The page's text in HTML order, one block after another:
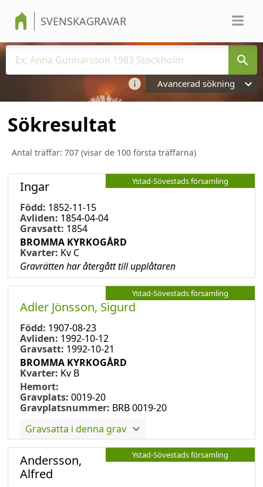
SVENSKAGRAVAR
Avancerad sökning
Sökresultat
Antal träffar: 707 (visar de 100 första träffarna)
Ystad-Sövestads församling
Ingar
Född: 1852-11-15
Avliden: 1854-04-04
Gravsatt: 1854
BROMMA KYRKOGÅRD
Kvarter: Kv C
Gravrätten har återgått till upplåtaren
Ystad-Sövestads församling
Adler Jönsson, Sigurd
Född: 1907-08-23
Avliden: 1992-10-12
Gravsatt: 1992-10-21
BROMMA KYRKOGÅRD
Kvarter: Kv B
Hemort:
Gravplats: 0019-20
Gravplatsnummer: BRB 0019-20
Gravsatta i denna grav
Ystad-Sövestads församling
Andersson,
Alfred